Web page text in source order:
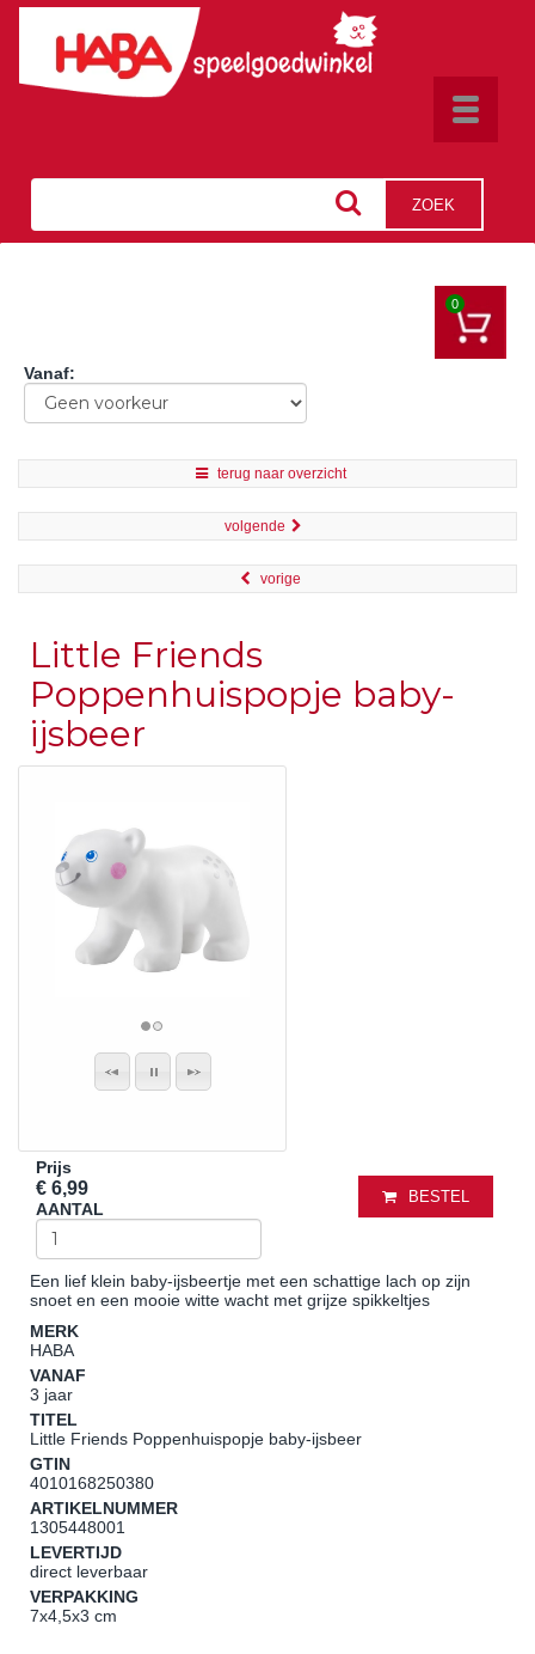
Toggle
ZOEK
0
Vanaf:
terug naar overzicht
volgende
vorige
Little Friends
Poppenhuispopje baby-
ijsbeer
Prijs
€ 6,99
AANTAL
BESTEL
Een lief klein baby-ijsbeertje met een schattige lach op zijn
snoet en een mooie witte wacht met grijze spikkeltjes
MERK
HABA
VANAF
3 jaar
TITEL
Little Friends Poppenhuispopje baby-ijsbeer
GTIN
4010168250380
ARTIKELNUMMER
1305448001
LEVERTIJD
direct leverbaar
VERPAKKING
7x4,5x3 cm